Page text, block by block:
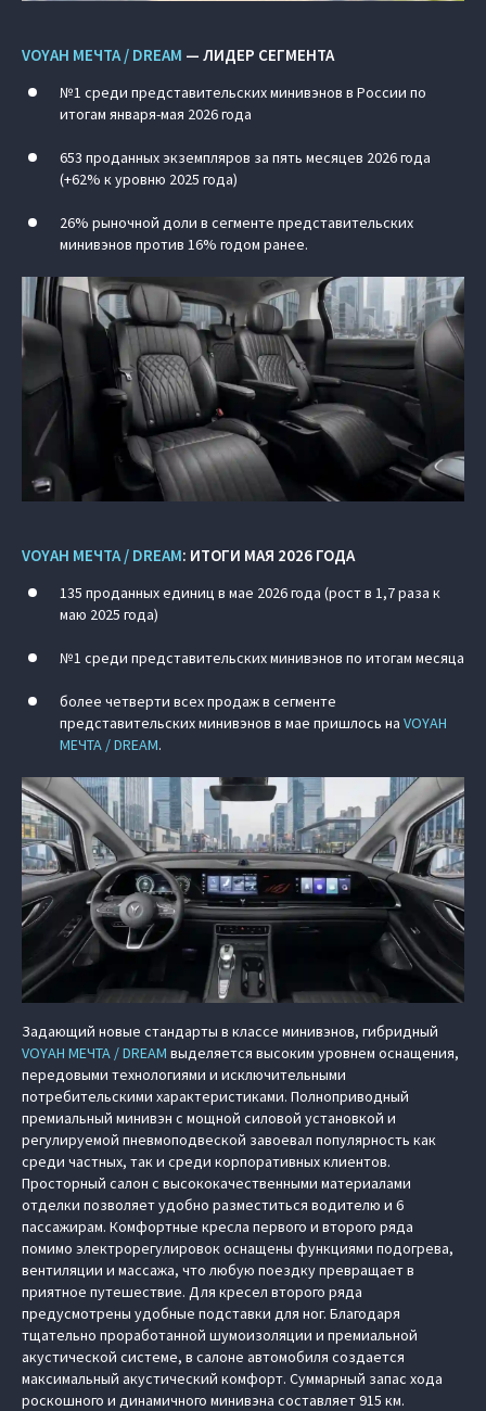
VOYAH МЕЧТА / DREAM — ЛИДЕР СЕГМЕНТА
№1 среди представительских минивэнов в России по
итогам января-мая 2026 года
653 проданных экземпляров за пять месяцев 2026 года
(+62% к уровню 2025 года)
26% рыночной доли в сегменте представительских
минивэнов против 16% годом ранее.
VOYAH МЕЧТА / DREAM: ИТОГИ МАЯ 2026 ГОДА
135 проданных единиц в мае 2026 года (рост в 1,7 раза к
маю 2025 года)
№1 среди представительских минивэнов по итогам месяца
более четверти всех продаж в сегменте
представительских минивэнов в мае пришлось на VOYAH
МЕЧТА / DREAM.
Задающий новые стандарты в классе минивэнов, гибридный
VOYAH МЕЧТА / DREAM выделяется высоким уровнем оснащения,
передовыми технологиями и исключительными
потребительскими характеристиками. Полноприводный
премиальный минивэн с мощной силовой установкой и
регулируемой пневмоподвеской завоевал популярность как
среди частных, так и среди корпоративных клиентов.
Просторный салон с высококачественными материалами
отделки позволяет удобно разместиться водителю и 6
пассажирам. Комфортные кресла первого и второго ряда
помимо электрорегулировок оснащены функциями подогрева,
вентиляции и массажа, что любую поездку превращает в
приятное путешествие. Для кресел второго ряда
предусмотрены удобные подставки для ног. Благодаря
тщательно проработанной шумоизоляции и премиальной
акустической системе, в салоне автомобиля создается
максимальный акустический комфорт. Суммарный запас хода
роскошного и динамичного минивэна составляет 915 км.